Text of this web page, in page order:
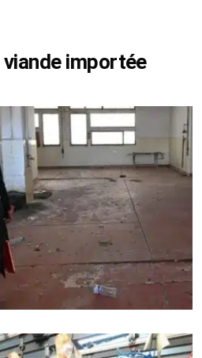
viande importée